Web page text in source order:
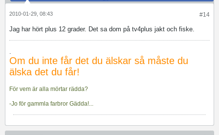
#14
2010-01-29, 08:43
Jag har hört plus 12 grader. Det sa dom på tv4plus jakt och fiske.
.
Om du inte får det du älskar så måste du
älska det du får!
För vem är alla mörtar rädda?
-Jo för gammla farbror Gädda!...